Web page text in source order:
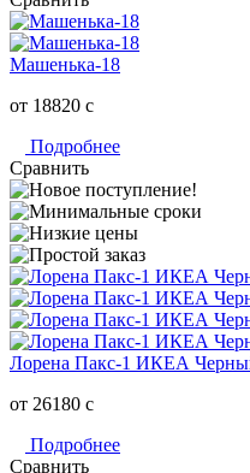
Машенька-18
от 18820 c
Подробнее
Сравнить
Лорена Пакс-1 ИКЕА
от 26180 c
Подробнее
Сравнить